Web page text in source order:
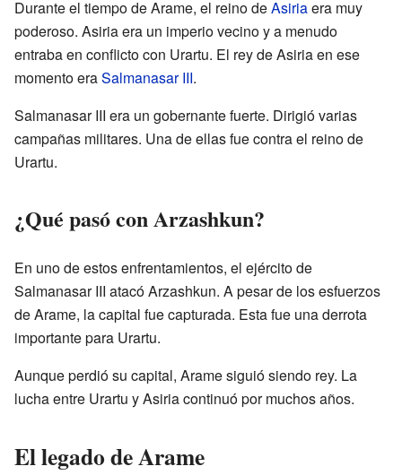
Durante el tiempo de Arame, el reino deAsiriaera muy
poderoso. Asiria era un imperio vecino y a menudo
entraba en conflicto con Urartu. El rey de Asiria en ese
momento eraSalmanasar III.
Salmanasar III era un gobernante fuerte. Dirigió varias
campañas militares. Una de ellas fue contra el reino de
Urartu.
¿Qué pasó con Arzashkun?
En uno de estos enfrentamientos, el ejército de
Salmanasar III atacó Arzashkun. A pesar de los esfuerzos
de Arame, la capital fue capturada. Esta fue una derrota
importante para Urartu.
Aunque perdió su capital, Arame siguió siendo rey. La
lucha entre Urartu y Asiria continuó por muchos años.
El legado de Arame